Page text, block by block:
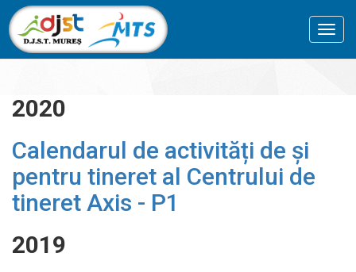
2020
Calendarul de activități de și
pentru tineret al Centrului de
tineret Axis - P1
2019